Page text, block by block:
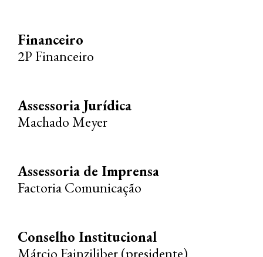
Financeiro
2P Financeiro
Assessoria Jurídica
Machado Meyer
Assessoria de Imprensa
Factoria Comunicação
Conselho Institucional
Márcio Fainziliber (presidente)